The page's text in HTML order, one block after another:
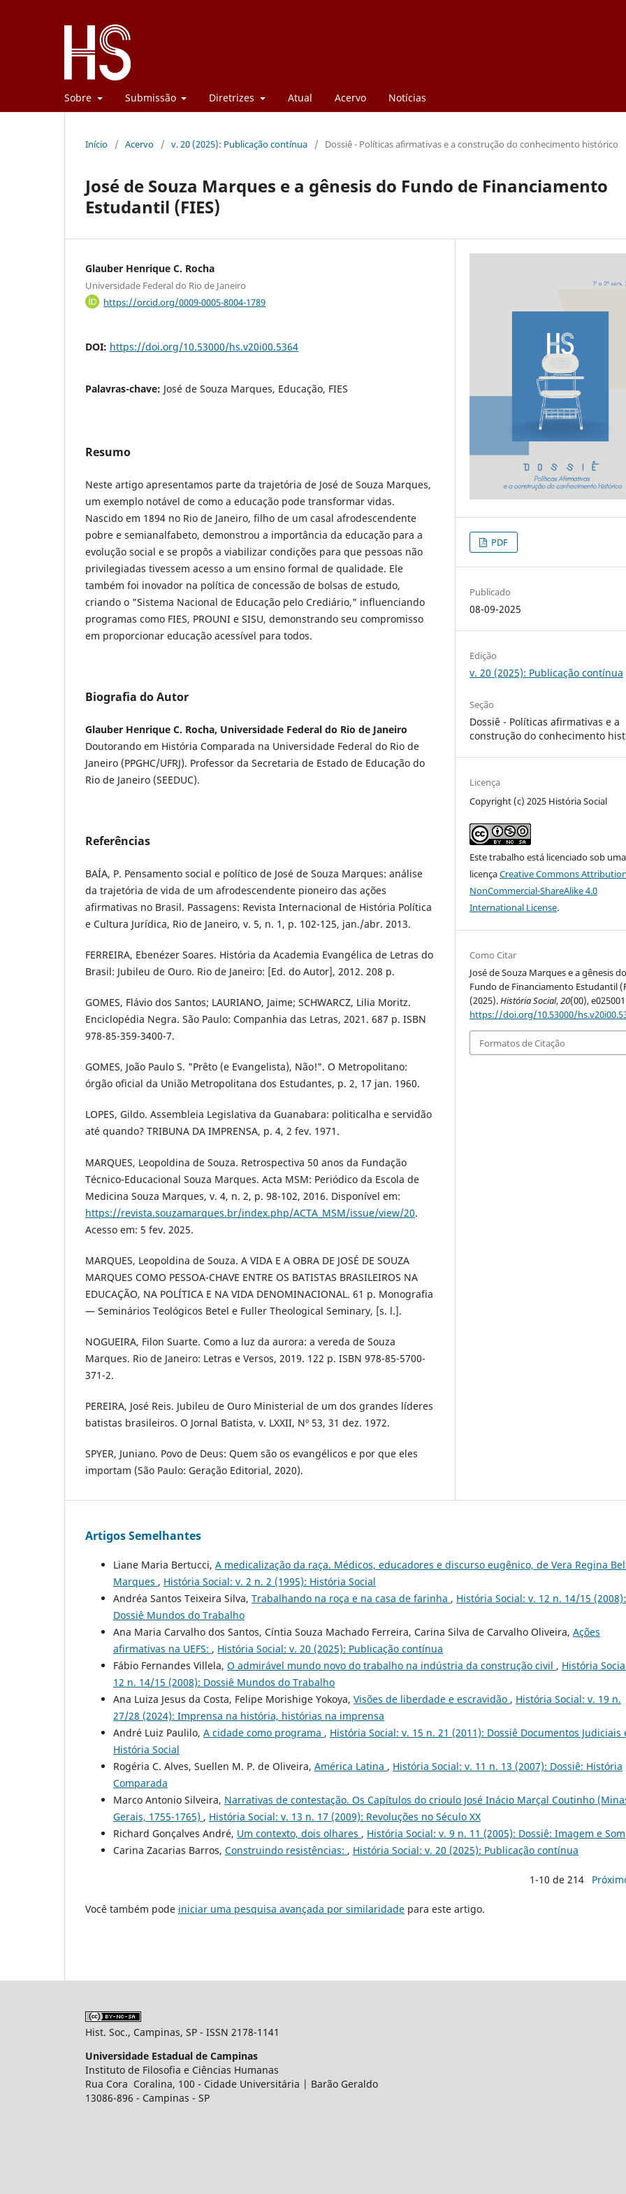
Sobre Submissão Diretrizes Atual Acervo Notícias
Início / Acervo / v. 20 (2025): Publicação contínua / Dossiê - Políticas afirmativas e a construção do conhecimento histórico
José de Souza Marques e a gênesis do Fundo de Financiamento
Estudantil (FIES)
Glauber Henrique C. Rocha
Universidade Federal do Rio de Janeiro
https://orcid.org/0009-0005-8004-1789
DOI: https://doi.org/10.53000/hs.v20i00.5364
Palavras-chave: José de Souza Marques, Educação, FIES
Resumo
Neste artigo apresentamos parte da trajetória de José de Souza Marques,
um exemplo notável de como a educação pode transformar vidas.
Nascido em 1894 no Rio de Janeiro, filho de um casal afrodescendente
pobre e semianalfabeto, demonstrou a importância da educação para a
evolução social e se propôs a viabilizar condições para que pessoas não
privilegiadas tivessem acesso a um ensino formal de qualidade. Ele
também foi inovador na política de concessão de bolsas de estudo,
criando o "Sistema Nacional de Educação pelo Crediário," influenciando
programas como FIES, PROUNI e SISU, demonstrando seu compromisso
em proporcionar educação acessível para todos.
Biografia do Autor
Glauber Henrique C. Rocha, Universidade Federal do Rio de Janeiro
Doutorando em História Comparada na Universidade Federal do Rio de
Janeiro (PPGHC/UFRJ). Professor da Secretaria de Estado de Educação do
Rio de Janeiro (SEEDUC).
Referências
BAÍA, P. Pensamento social e político de José de Souza Marques: análise
da trajetória de vida de um afrodescendente pioneiro das ações
afirmativas no Brasil. Passagens: Revista Internacional de História Política
e Cultura Jurídica, Rio de Janeiro, v. 5, n. 1, p. 102-125, jan./abr. 2013.
FERREIRA, Ebenézer Soares. História da Academia Evangélica de Letras do
Brasil: Jubileu de Ouro. Rio de Janeiro: [Ed. do Autor], 2012. 208 p.
GOMES, Flávio dos Santos; LAURIANO, Jaime; SCHWARCZ, Lilia Moritz.
Enciclopédia Negra. São Paulo: Companhia das Letras, 2021. 687 p. ISBN
978-85-359-3400-7.
GOMES, João Paulo S. "Prêto (e Evangelista), Não!". O Metropolitano:
órgão oficial da União Metropolitana dos Estudantes, p. 2, 17 jan. 1960.
LOPES, Gildo. Assembleia Legislativa da Guanabara: politicalha e servidão
até quando? TRIBUNA DA IMPRENSA, p. 4, 2 fev. 1971.
MARQUES, Leopoldina de Souza. Retrospectiva 50 anos da Fundação
Técnico-Educacional Souza Marques. Acta MSM: Periódico da Escola de
Medicina Souza Marques, v. 4, n. 2, p. 98-102, 2016. Disponível em:
https://revista.souzamarques.br/index.php/ACTA_MSM/issue/view/20.
Acesso em: 5 fev. 2025.
MARQUES, Leopoldina de Souza. A VIDA E A OBRA DE JOSÉ DE SOUZA
MARQUES COMO PESSOA-CHAVE ENTRE OS BATISTAS BRASILEIROS NA
EDUCAÇÃO, NA POLÍTICA E NA VIDA DENOMINACIONAL. 61 p. Monografia
— Seminários Teológicos Betel e Fuller Theological Seminary, [s. l.].
NOGUEIRA, Filon Suarte. Como a luz da aurora: a vereda de Souza
Marques. Rio de Janeiro: Letras e Versos, 2019. 122 p. ISBN 978-85-5700-
371-2.
PEREIRA, José Reis. Jubileu de Ouro Ministerial de um dos grandes líderes
batistas brasileiros. O Jornal Batista, v. LXXII, Nº 53, 31 dez. 1972.
SPYER, Juniano. Povo de Deus: Quem são os evangélicos e por que eles
importam (São Paulo: Geração Editorial, 2020).
PDF
Publicado
08-09-2025
Edição
v. 20 (2025): Publicação contínua
Seção
Dossiê - Políticas afirmativas e a
construção do conhecimento
Licença
Copyright (c) 2025 História Social
Este trabalho está licenciado sob uma
licençaCreative Commons
NonCommercial-ShareAlike 4.0
International License.
Como Citar
José de Souza Marques e a gênesis
Fundo de Financiamento Estudantil
(2025).História Social,20(00),
https://doi.org/10.53000/
Formatos de Citação
Artigos Semelhantes
Liane Maria Bertucci, A medicalização da raça. Médicos, educadores e discurso eugênico, de Vera Regina
Marques , História Social: v. 2 n. 2 (1995): História Social
Andréa Santos Teixeira Silva, Trabalhando na roça e na casa de farinha , História Social: v. 12 n. 14/15 (2008):
Dossiê Mundos do Trabalho
Ana Maria Carvalho dos Santos, Cíntia Souza Machado Ferreira, Carina Silva de Carvalho Oliveira, Ações
afirmativas na UEFS: , História Social: v. 20 (2025): Publicação contínua
Fábio Fernandes Villela, O admirável mundo novo do trabalho na indústria da construção civil , História
12 n. 14/15 (2008): Dossiê Mundos do Trabalho
Ana Luiza Jesus da Costa, Felipe Morishige Yokoya, Visões de liberdade e escravidão , História Social: v. 19 n.
27/28 (2024): Imprensa na história, histórias na imprensa
André Luiz Paulilo, A cidade como programa , História Social: v. 15 n. 21 (2011): Dossiê Documentos Judiciais
História Social
Rogéria C. Alves, Suellen M. P. de Oliveira, América Latina , História Social: v. 11 n. 13 (2007): Dossiê: História
Comparada
Marco Antonio Silveira, Narrativas de contestação. Os Capítulos do crioulo José Inácio Marçal Coutinho
Gerais, 1755-1765) , História Social: v. 13 n. 17 (2009): Revoluções no Século XX
Richard Gonçalves André, Um contexto, dois olhares , História Social: v. 9 n. 11 (2005): Dossiê: Imagem e Som
Carina Zacarias Barros, Construindo resistências: , História Social: v. 20 (2025): Publicação contínua
1-10 de 214
Você também pode iniciar uma pesquisa avançada por similaridade para este artigo.
Hist. Soc., Campinas, SP - ISSN 2178-1141
Universidade Estadual de Campinas
Instituto de Filosofia e Ciências Humanas
Rua Cora Coralina, 100 - Cidade Universitária | Barão Geraldo
13086-896 - Campinas - SP